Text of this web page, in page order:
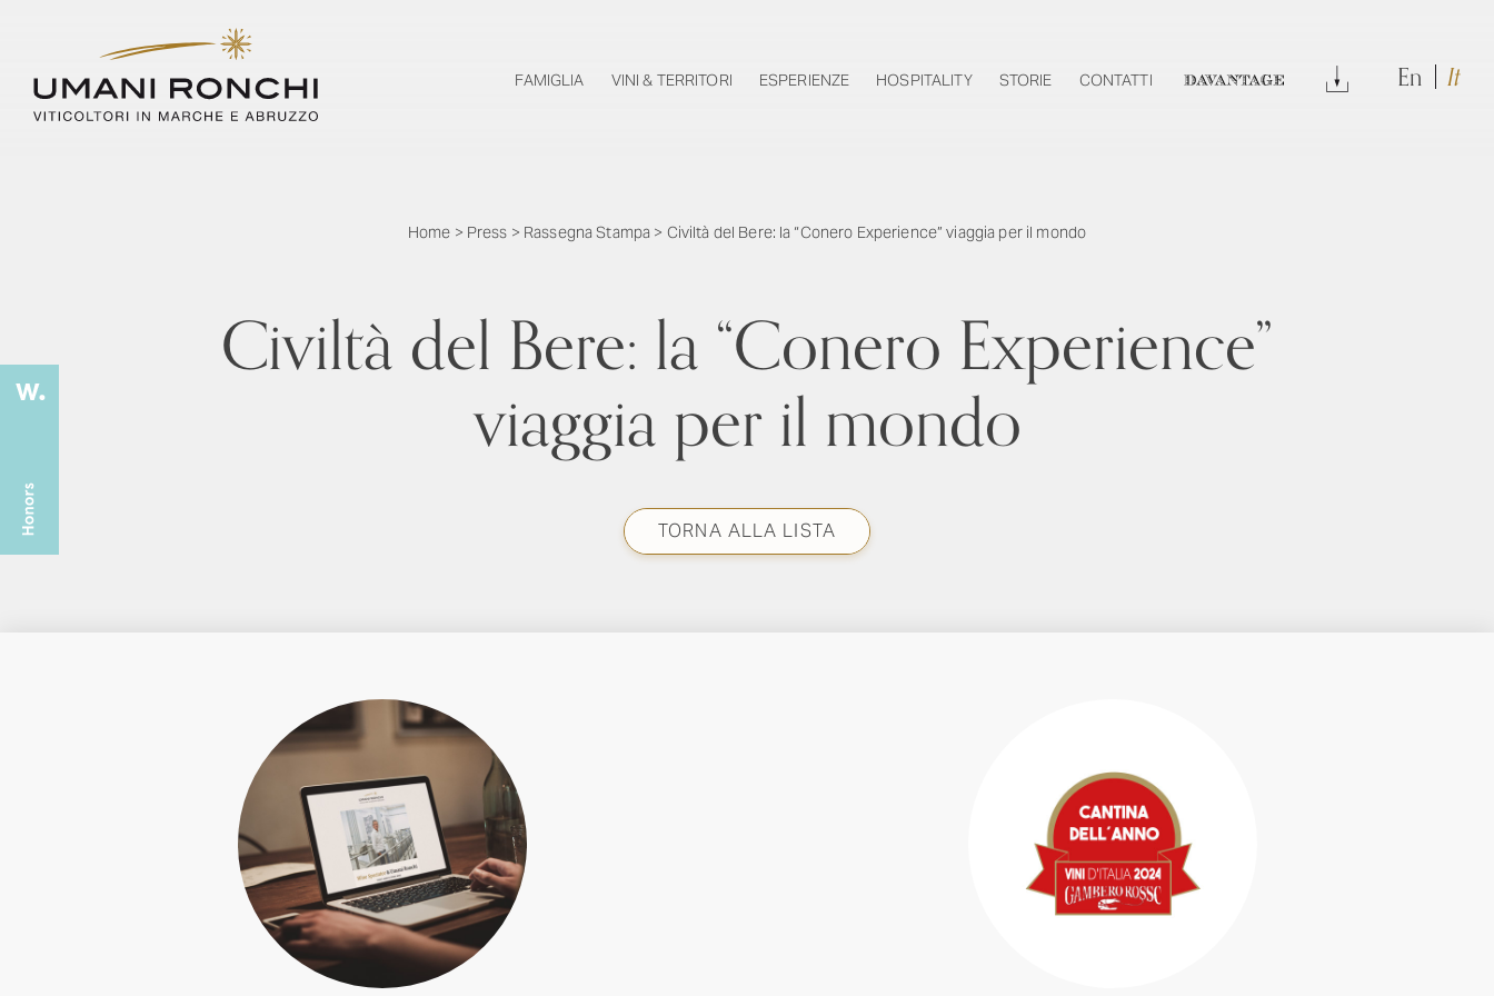
FAMIGLIA VINI & TERRITORI ESPERIENZE HOSPITALITY STORIE CONTATTI DAVANTAGE DOWNLOAD
En It
Home > Press > Rassegna Stampa > Civiltà del Bere: la “Conero Experience” viaggia per il mondo
Civiltà del Bere: la “Conero Experience”
viaggia per il mondo
TORNA ALLA LISTA